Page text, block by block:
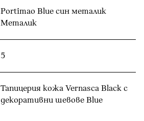
Portimao Blue син металик
Meталик
5
Тапицерия кожа Vernasca Black с
декоративни шевове Blue